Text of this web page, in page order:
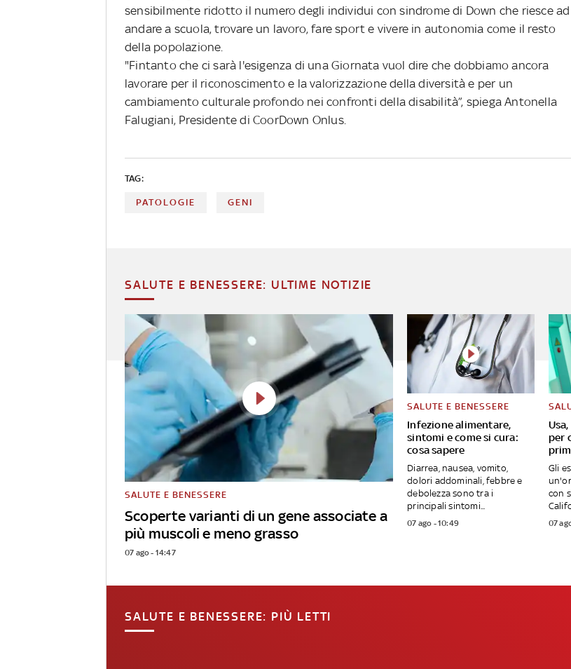
sensibilmente ridotto il numero degli individui con sindrome di Down che riesce ad
andare a scuola, trovare un lavoro, fare sport e vivere in autonomia come il resto
della popolazione.
"Fintanto che ci sarà l'esigenza di una Giornata vuol dire che dobbiamo ancora
lavorare per il riconoscimento e la valorizzazione della diversità e per un
cambiamento culturale profondo nei confronti della disabilità”, spiega Antonella
Falugiani, Presidente di CoorDown Onlus.
TAG:
PATOLOGIE GENI
SALUTE E BENESSERE: ULTIME NOTIZIE
Scoperte varianti di un gene associate a
più muscoli e meno grasso
SALUTE E BENESSERE
07 ago - 14:47
Infezione alimentare,
sintomi e come si cura:
cosa sapere
SALUTE E BENESSERE
Diarrea, nausea, vomito,
dolori addominali, febbre e
debolezza sono tra i
principali sintomi...
07 ago - 10:49
per
Gli
con
07
SALUTE E BENESSERE: PIÙ LETTI